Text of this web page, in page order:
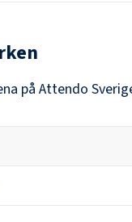
på Attendo